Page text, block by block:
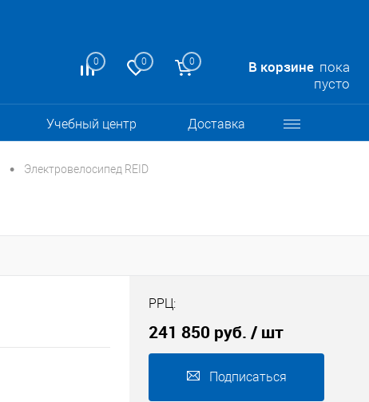
0 0 0 В корзине пока
пусто
Учебный центр Доставка
• Электровелосипед REID
РРЦ:
241 850 руб. / шт
Подписаться